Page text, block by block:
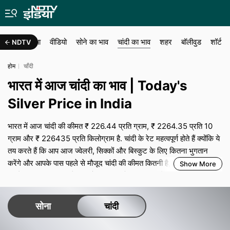
NDTV
देश दुनिया वीडियो सोने का भाव चांदी का भाव शहर बॉलीवुड शॉर्ट
होम चाँदी
भारत में आज चांदी का भाव | Today's
Silver Price in India
भारत में आज चांदी की कीमत ₹ 226.44 प्रति ग्राम, ₹ 2264.35 प्रति 10
ग्राम और ₹ 226435 प्रति किलोग्राम है. चांदी के रेट महत्वपूर्ण होते हैं क्योंकि ये
तय करते हैं कि आप आज ज्वेलरी, सिक्कों और बिस्कुट के लिए कितना भुगतान
करेंगे और आपके पास पहले से मौजूद चांदी की कीमत कितनी है, खासकर यदि
थोक खरीद या पुरानी चांदी बेचते समय बड़ा असर डाल सकता है. यहां दिए गए रेट
संकेतात्मक बाजार स्तर हैं और स्थानीय कर, परिवहन व बीमा लागत और डीलर
मार्जिन के कारण शहरों के अनुसार अलग हो सकते हैं. खरीदारी से पहले अपने
Show More
सोना चांदी